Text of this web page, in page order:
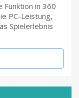
in 360
PC-Leistung,
Spielerlebnis